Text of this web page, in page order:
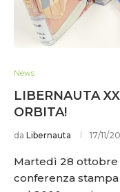
News
LIBERNAUTA
ORBITA!
da Libernauta 17/11/
Martedì 28 ottobre
conferenza